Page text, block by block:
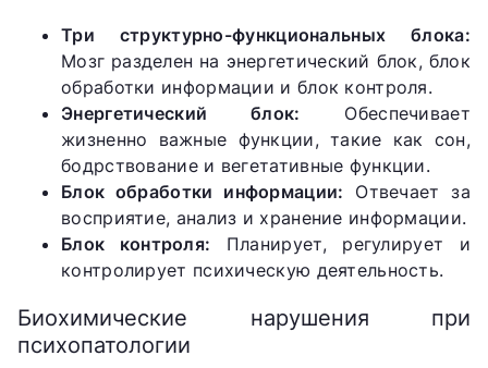
Три структурно-функциональных блока:
Мозг разделен на энергетический блок, блок
обработки информации и блок контроля.
Энергетический блок: Обеспечивает
жизненно важные функции, такие как сон,
бодрствование и вегетативные функции.
Блок обработки информации: Отвечает за
восприятие, анализ и хранение информации.
Блок контроля: Планирует, регулирует и
контролирует психическую деятельность.
Биохимические нарушения при
психопатологии